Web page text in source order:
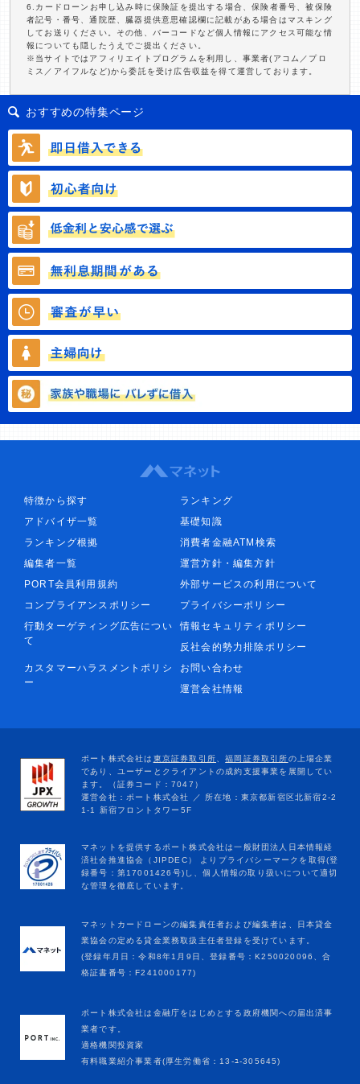
6.カードローンお申し込み時に保険証を提出する場合、保険者番号、被保険
者記号・番号、通院歴、臓器提供意思確認欄に記載がある場合はマスキング
してお送りください。その他、バーコードなど個人情報にアクセス可能な情
報についても隠したうえでご提出ください。
※当サイトではアフィリエイトプログラムを利用し、事業者(アコム／プロ
ミス／アイフルなど)から委託を受け広告収益を得て運営しております。
おすすめの特集ページ
特徴から探す
ランキング
アドバイザ一覧
基礎知識
ランキング根拠
消費者金融ATM検索
編集者一覧
運営方針・編集方針
PORT会員利用規約
外部サービスの利用について
コンプライアンスポリシー
プライバシーポリシー
行動ターゲティング広告につい
て
情報セキュリティポリシー
反社会的勢力排除ポリシー
カスタマーハラスメントポリシ
ー
お問い合わせ
運営会社情報
マネットカードローンの編集責任者および編集者は、日本貸金
業協会の定める貸金業務取扱主任者登録を受けています。
(登録年月日：令和8年1月9日、登録番号：K250020096、合
格証書番号：F241000177)
ポート株式会社は金融庁をはじめとする政府機関への届出済事
業者です。
適格機関投資家
有料職業紹介事業者(厚生労働省：13-ﾕ-305645)